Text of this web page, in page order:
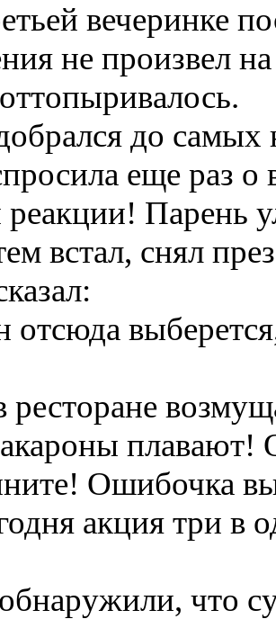
вечеринке
не произвел
до самых
еще раз
Парень
встал, снял
отсюда
ресторане
плавают!
Ошибочка
акция три в
что